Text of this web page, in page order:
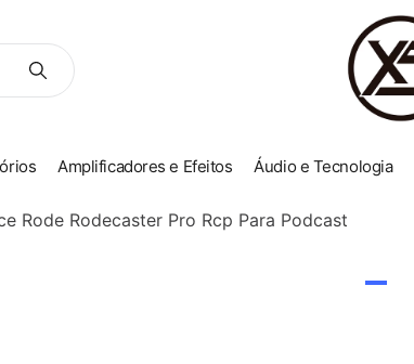
Amplificadores e Efeitos Áudio e Tecnologia
Rode Rodecaster Pro Rcp Para Podcast